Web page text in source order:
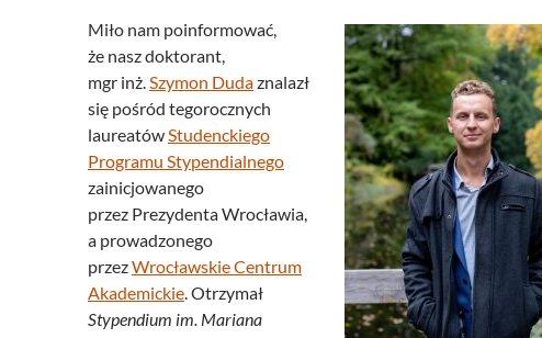
Miło nam poinformować,
że nasz doktorant,
mgr inż.Szymon Dudaznalazł
się pośród tegorocznych
laureatówStudenckiego
Programu Stypendialnego
zainicjowanego
przez Prezydenta Wrocławia,
a prowadzonego
przezWrocławskie Centrum
Akademickie. Otrzymał
Stypendium im. Mariana